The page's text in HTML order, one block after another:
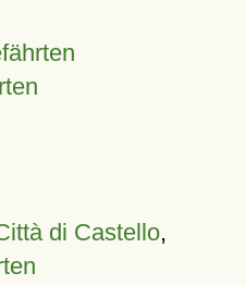
di Castello,